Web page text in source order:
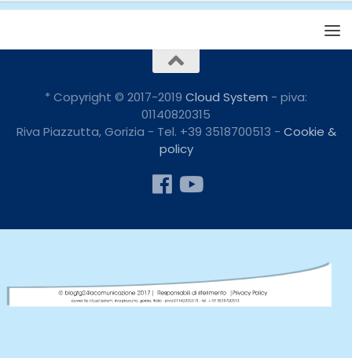
* Copyright © 2017-2019 Cloud System - piva:
01140820315
Riva Piazzutta, Gorizia - Tel. +39 3518700513 - Cookie &
policy